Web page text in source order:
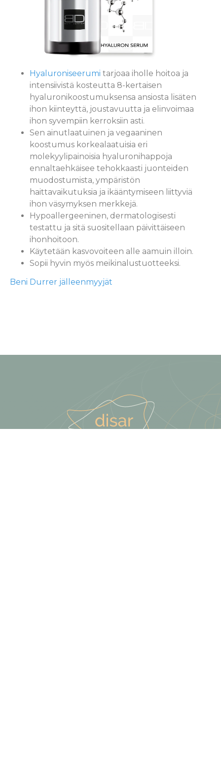
Hyaluroniseerumi tarjoaa iholle hoitoa ja
intensiivistä kosteutta 8-kertaisen
hyaluronikoostumuksensa ansiosta lisäten
ihon kiinteyttä, joustavuutta ja elinvoimaa
ihon syvempiin kerroksiin asti.
Sen ainutlaatuinen ja vegaaninen
koostumus korkealaatuisia eri
molekyylipainoisia hyaluronihappoja
ennaltaehkäisee tehokkaasti juonteiden
muodostumista, ympäristön
haittavaikutuksia ja ikääntymiseen liittyviä
ihon väsymyksen merkkejä.
Hypoallergeeninen, dermatologisesti
testattu ja sitä suositellaan päivittäiseen
ihonhoitoon.
Käytetään kasvovoiteen alle aamuin illoin.
Sopii hyvin myös meikinalustuotteeksi.
Beni Durrer jälleenmyyjät